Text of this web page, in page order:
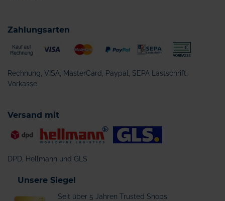
Zahlungsarten
Rechnung, VISA, MasterCard, Paypal, SEPA Lastschrift,
Vorkasse
Versand mit
DPD, Hellmann und GLS
Unsere Siegel
Seit über 5 Jahren Trusted Shops